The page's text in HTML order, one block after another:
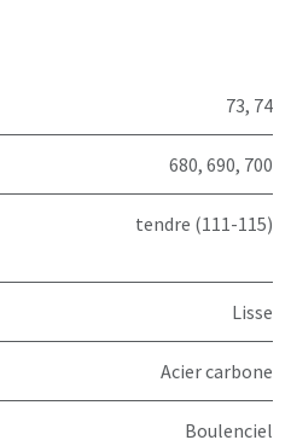
73, 74
680, 690, 700
tendre (111-115)
Lisse
Acier carbone
Boulenciel